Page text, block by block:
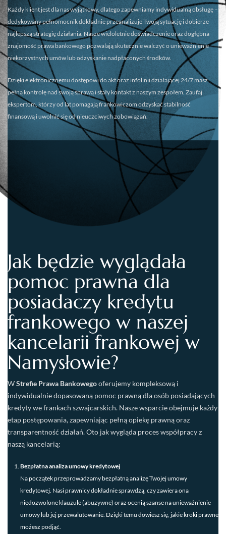
Każdy klient jest dla nas wyjątkowy, dlatego zapewniamy indywidualną obsługę –
dedykowany pełnomocnik dokładnie przeanalizuje Twoją sytuację i dobierze
najlepszą strategię działania. Nasze wieloletnie doświadczenie oraz dogłębna
znajomość prawa bankowego pozwalają skutecznie walczyć o unieważnienie
niekorzystnych umów lub odzyskanie nadpłaconych środków.
Dzięki elektronicznemu dostępowi do akt oraz infolinii działającej 24/7 masz
pełną kontrolę nad swoją sprawą i stały kontakt z naszym zespołem. Zaufaj
ekspertom, którzy od lat pomagają frankowiczom odzyskać stabilność
finansową i uwolnić się od nieuczciwych zobowiązań.
Jak będzie wyglądała
pomoc prawna dla
posiadaczy kredytu
frankowego w naszej
kancelarii frankowej w
Namysłowie?
WStrefie Prawa Bankowegooferujemy kompleksową i
indywidualnie dopasowaną pomoc prawną dla osób posiadających
kredyty we frankach szwajcarskich. Nasze wsparcie obejmuje każdy
etap postępowania, zapewniając pełną opiekę prawną oraz
transparentność działań. Oto jak wygląda proces współpracy z
naszą kancelarią:
Bezpłatna analiza umowy kredytowej
Na początek przeprowadzamy bezpłatną analizę Twojej umowy
kredytowej. Nasi prawnicy dokładnie sprawdzą, czy zawiera ona
niedozwolone klauzule (abuzywne) oraz ocenią szanse na unieważnienie
umowy lub jej przewalutowanie. Dzięki temu dowiesz się, jakie kroki prawne
możesz podjąć.